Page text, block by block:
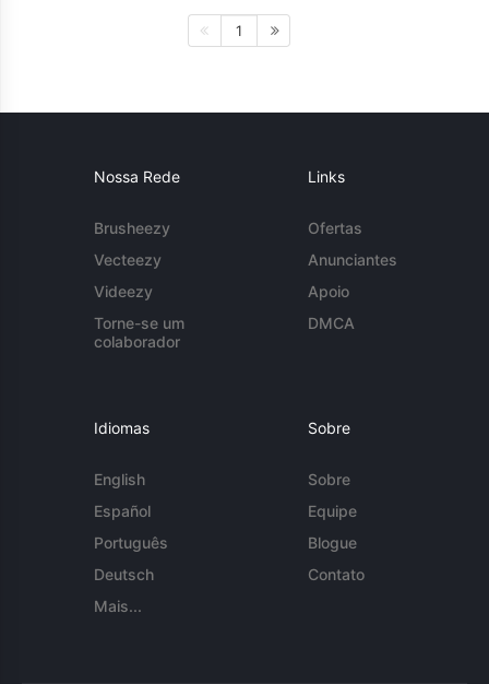
1
Nossa Rede
Brusheezy
Vecteezy
Videezy
Torne-se um
colaborador
Links
Ofertas
Anunciantes
Apoio
DMCA
Idiomas
English
Español
Português
Deutsch
Mais...
Sobre
Sobre
Equipe
Blogue
Contato